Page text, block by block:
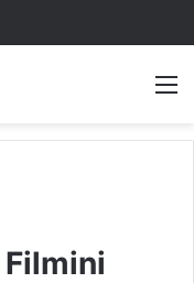
2025